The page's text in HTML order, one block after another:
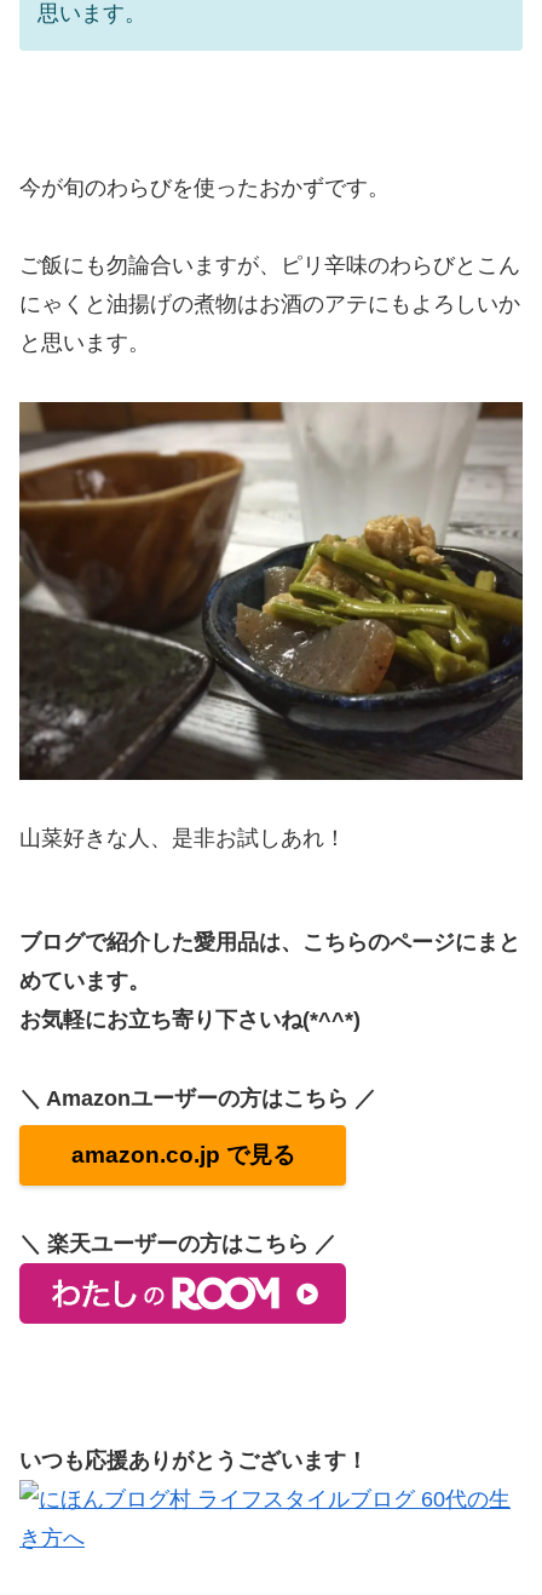
思います。
今が旬のわらびを使ったおかずです。
ご飯にも勿論合いますが、ピリ辛味のわらびとこん
にゃくと油揚げの煮物はお酒のアテにもよろしいか
と思います。
山菜好きな人、是非お試しあれ！
ブログで紹介した愛用品は、こちらのページにまと
めています。
お気軽にお立ち寄り下さいね(*^^*)
＼ Amazonユーザーの方はこちら ／
amazon.co.jp で見る
＼ 楽天ユーザーの方はこちら ／
いつも応援ありがとうございます！